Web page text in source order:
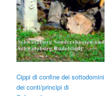
Cippi di confine dei sottodomini
dei conti/principi di